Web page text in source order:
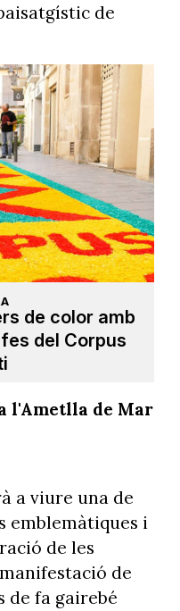
de
de color amb
del Corpus
l'Ametlla de Mar
a viure una de
emblemàtiques i
de les
de
de fa gairebé